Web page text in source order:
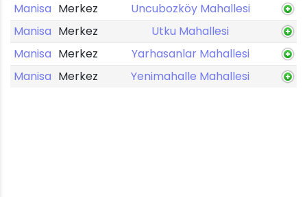
Manisa Merkez
Uncubozköy Mahallesi
Manisa Merkez
Utku Mahallesi
Manisa Merkez
Yarhasanlar Mahallesi
Manisa Merkez Yenimahalle Mahallesi